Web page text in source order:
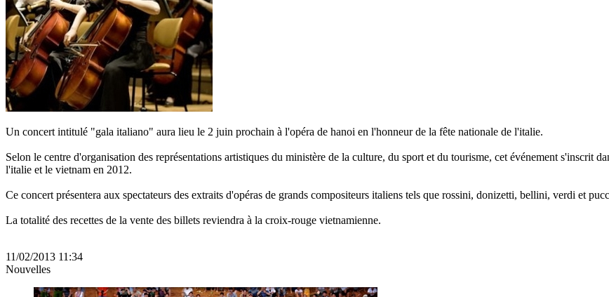
Un concert intitulé "gala italiano" aura lieu le 2 juin prochain à l'opéra de hanoi en l'honneur de la fête nationale de l'italie.
Selon le centre d'organisation des représentations artistiques du ministère de la culture, du sport et du tourisme, cet événement s'inscrit
l'italie et le vietnam en 2012.
Ce concert présentera aux spectateurs des extraits d'opéras de grands compositeurs italiens tels que rossini, donizetti, bellini, verdi et
La totalité des recettes de la vente des billets reviendra à la croix-rouge vietnamienne.
11/02/2013 11:34
Nouvelles